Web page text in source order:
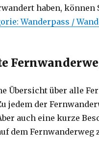
haben, können
Wanderpass /
Übersicht über alle
jedem der
auch eine kurze
dem